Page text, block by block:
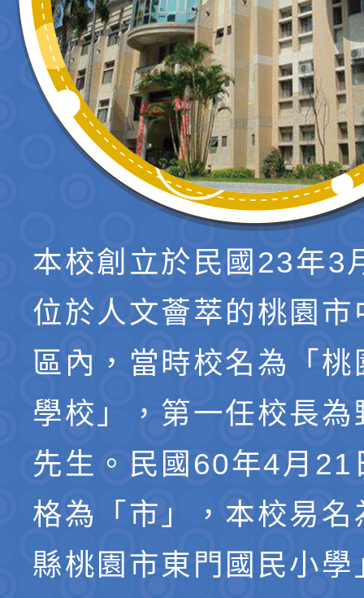
本校創立於民國23年3
位於人文薈萃的桃園市
區內，當時校名為「桃
學校」，第一任校長為
先生。民國60年4月21
格為「市」，本校易名
縣桃園市東門國民小學